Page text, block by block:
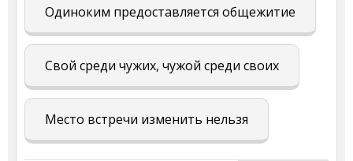
Одиноким предоставляется общежитие
Свой среди чужих, чужой среди своих
Место встречи изменить нельзя